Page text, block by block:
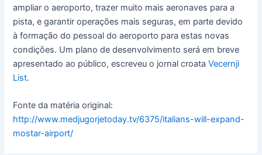
ampliar o aeroporto, trazer muito mais aeronaves para a
pista, e garantir operações mais seguras, em parte devido
à formação do pessoal do aeroporto para estas novas
condições. Um plano de desenvolvimento será em breve
apresentado ao público, escreveu o jornal croataVecernji
List.
Fonte da matéria original:
http://www.medjugorjetoday.tv/6375/italians-will-expand-
mostar-airport/